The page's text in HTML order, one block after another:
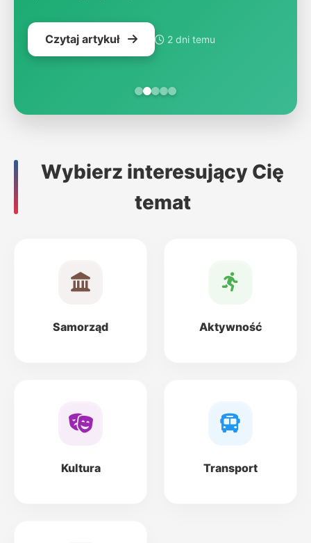
Czytaj artykuł 2 dni temu
Wybierz interesujący Cię
temat
Samorząd Aktywność
Kultura Transport